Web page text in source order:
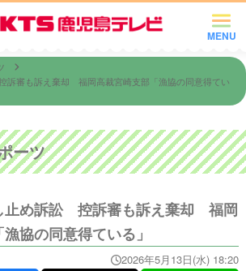
MENU
訴審も訴え棄却 福岡高裁宮崎支部「漁協の同意得てい
ーツ
止め訴訟 控訴審も訴え棄却 福岡
協の同意得ている」
2026年5月13日(水) 18:20